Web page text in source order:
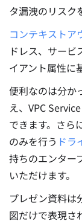
タ漏洩のリスク
コンテキストア
ドレス、サービ
イアント属性に
便利なのは分か
え、VPC
できます。さら
のみを行う ドラ
持ちのエンター
いただけます。
プレゼン資料は
図だけで表現さ